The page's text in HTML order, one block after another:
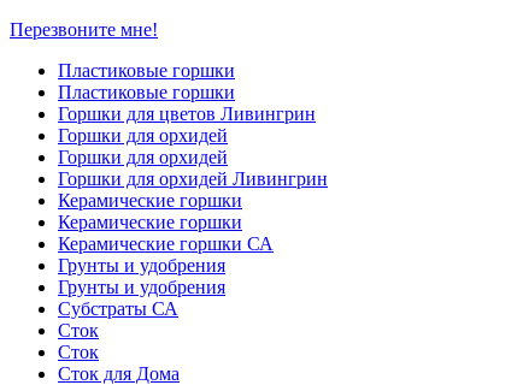
Перезвоните мне!
Пластиковые горшки
Пластиковые горшки
Горшки для цветов Ливингрин
Горшки для орхидей
Горшки для орхидей
Горшки для орхидей Ливингрин
Керамические горшки
Керамические горшки
Керамические горшки СА
Грунты и удобрения
Грунты и удобрения
Субстраты СА
Сток
Сток
Сток для Дома